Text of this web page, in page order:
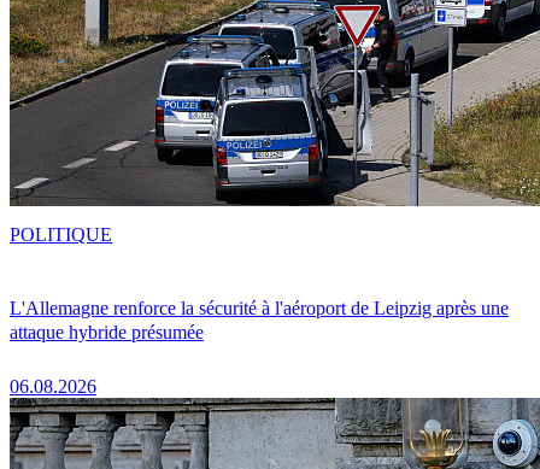
L'Allemagne renforce la sécurité à l'aéroport de Leipzig après une
attaque hybride présumée
06.08.2026
POLITIQUE